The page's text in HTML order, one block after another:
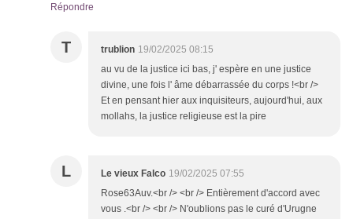
Répondre
T trublion 19/02/2025 08:15
au vu de la justice ici bas, j' espère en une justice
divine, une fois l' âme débarrassée du corps !<br />
Et en pensant hier aux inquisiteurs, aujourd'hui, aux
mollahs, la justice religieuse est la pire
L Le vieux Falco 19/02/2025 07:55
Rose63Auv.<br /> <br /> Entièrement d'accord avec
vous .<br /> <br /> N'oublions pas le curé d'Urugne